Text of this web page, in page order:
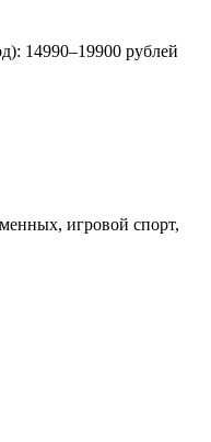
14990–19900 рублей
игровой спорт,